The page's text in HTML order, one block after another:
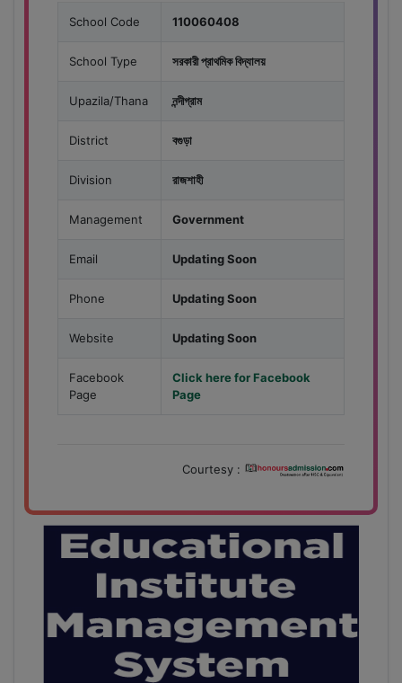
School Code 110060408
School Type সরকারী প্রাথমিক বিদ্যালয়
Upazila/Thana নন্দীগ্রাম
District বগুড়া
Division রাজশাহী
Management Government
Email Updating Soon
Phone Updating Soon
Website Updating Soon
Facebook
Page
Click here for Facebook
Page
Courtesy :
28
বাজেটের মধ্যে প্রাইভেট ইউনিভার্সিটিতে অনার্স পড়ার সুযোগ।
২০টির অধিক বিষয়, ৪ বছরে মোট খরচ ২ লক্ষ থেকে ৫ লক্ষ টাকা।
আবেদন লিংকঃ HonoursAdmission.com/apply